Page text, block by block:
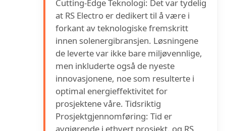
Cutting-Edge Teknologi: Det var tydelig
at RS Electro er dedikert til å være i
forkant av teknologiske fremskritt
innen solenergibransjen. Løsningene
de leverte var ikke bare miljøvennlige,
men inkluderte også de nyeste
innovasjonene, noe som resulterte i
optimal energieffektivitet for
prosjektene våre. Tidsriktig
Prosjektgjennomføring: Tid er